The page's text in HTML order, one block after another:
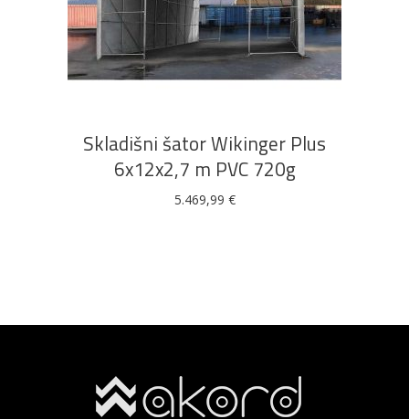
DODAJ U KOŠARICU
Skladišni šator Wikinger Plus
6x12x2,7 m PVC 720g
5.469,99 €